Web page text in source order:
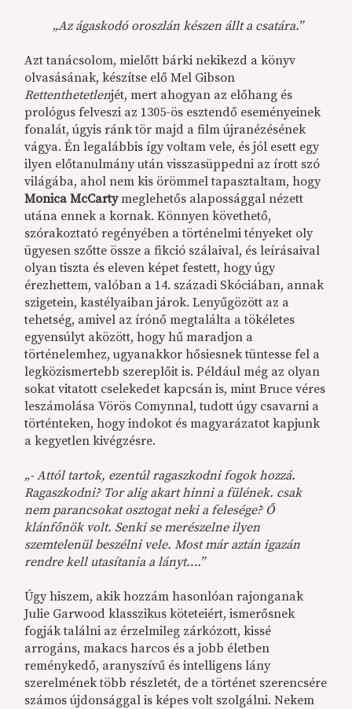
„Az ágaskodó oroszlán készen állt a csatára.”
Azt tanácsolom, mielőtt bárki nekikezd a könyv
olvasásának, készítse elő Mel Gibson
Rettenthetetlenjét, mert ahogyan az előhang és
prológus felveszi az 1305-ös esztendő eseményeinek
fonalát, úgyis ránk tör majd a film újranézésének
vágya. Én legalábbis így voltam vele, és jól esett egy
ilyen előtanulmány után visszasüppedni az írott szó
világába, ahol nem kis örömmel tapasztaltam, hogy
Monica McCartymeglehetős alapossággal nézett
utána ennek a kornak. Könnyen követhető,
szórakoztató regényében a történelmi tényeket oly
ügyesen szőtte össze a fikció szálaival, és leírásaival
olyan tiszta és eleven képet festett, hogy úgy
érezhettem, valóban a 14. századi Skóciában, annak
szigetein, kastélyaiban járok. Lenyűgözött az a
tehetség, amivel az írónő megtalálta a tökéletes
egyensúlyt aközött, hogy hű maradjon a
történelemhez, ugyanakkor hősiesnek tüntesse fel a
legközismertebb szereplőit is. Például még az olyan
sokat vitatott cselekedet kapcsán is, mint Bruce véres
leszámolása Vörös Comynnal, tudott úgy csavarni a
történteken, hogy indokot és magyarázatot kapjunk
a kegyetlen kivégzésre.
„- Attól tartok, ezentúl ragaszkodni fogok hozzá.
Ragaszkodni? Tor alig akart hinni a fülének. csak
nem parancsokat osztogat neki a felesége? Ő
klánfőnök volt. Senki se merészelne ilyen
szemtelenül beszélni vele. Most már aztán igazán
rendre kell utasítania a lányt….”
Úgy hiszem, akik hozzám hasonlóan rajonganak
Julie Garwood klasszikus köteteiért, ismerősnek
fogják találni az érzelmileg zárkózott, kissé
arrogáns, makacs harcos és a jobb életben
reménykedő, aranyszívű és intelligens lány
szerelmének több részletét, de a történet szerencsére
számos újdonsággal is képes volt szolgálni. Nekem